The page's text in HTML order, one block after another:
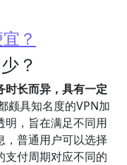
？
？
时长而异，具有一定
颇具知名度的VPN加
明，旨在满足不同用
，普通用户可以选择
支付周期对应不同的